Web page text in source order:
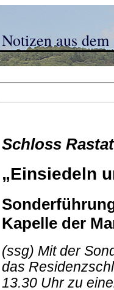
aus
Schloss
„Einsiedeln
Kapelle der
(ssg) Mit der
das
13.30 Uhr zu